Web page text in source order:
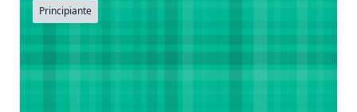
Principiante